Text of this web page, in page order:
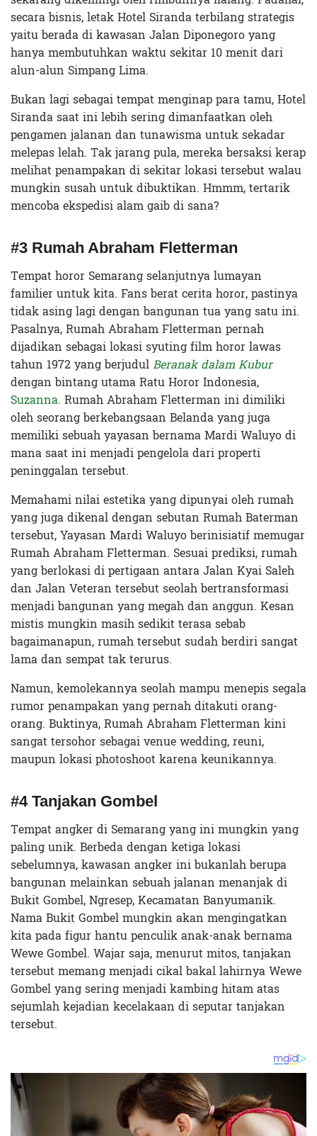
secara bisnis, letak Hotel Siranda terbilang strategis
yaitu berada di kawasan Jalan Diponegoro yang
hanya membutuhkan waktu sekitar 10 menit dari
alun-alun Simpang Lima.
Bukan lagi sebagai tempat menginap para tamu, Hotel
Siranda saat ini lebih sering dimanfaatkan oleh
pengamen jalanan dan tunawisma untuk sekadar
melepas lelah. Tak jarang pula, mereka bersaksi kerap
melihat penampakan di sekitar lokasi tersebut walau
mungkin susah untuk dibuktikan. Hmmm, tertarik
mencoba ekspedisi alam gaib di sana?
#3 Rumah Abraham Fletterman
Tempat horor Semarang selanjutnya lumayan
familier untuk kita. Fans berat cerita horor, pastinya
tidak asing lagi dengan bangunan tua yang satu ini.
Pasalnya, Rumah Abraham Fletterman pernah
dijadikan sebagai lokasi syuting film horor lawas
tahun 1972 yang berjudulBeranak dalam Kubur
dengan bintang utama Ratu Horor Indonesia,
Suzanna. Rumah Abraham Fletterman ini dimiliki
oleh seorang berkebangsaan Belanda yang juga
memiliki sebuah yayasan bernama Mardi Waluyo di
mana saat ini menjadi pengelola dari properti
peninggalan tersebut.
Memahami nilai estetika yang dipunyai oleh rumah
yang juga dikenal dengan sebutan Rumah Baterman
tersebut, Yayasan Mardi Waluyo berinisiatif memugar
Rumah Abraham Fletterman. Sesuai prediksi, rumah
yang berlokasi di pertigaan antara Jalan Kyai Saleh
dan Jalan Veteran tersebut seolah bertransformasi
menjadi bangunan yang megah dan anggun. Kesan
mistis mungkin masih sedikit terasa sebab
bagaimanapun, rumah tersebut sudah berdiri sangat
lama dan sempat tak terurus.
Namun, kemolekannya seolah mampu menepis segala
rumor penampakan yang pernah ditakuti orang-
orang. Buktinya, Rumah Abraham Fletterman kini
sangat tersohor sebagai venue wedding, reuni,
maupun lokasi photoshoot karena keunikannya.
#4 Tanjakan Gombel
Tempat angker di Semarang yang ini mungkin yang
paling unik. Berbeda dengan ketiga lokasi
sebelumnya, kawasan angker ini bukanlah berupa
bangunan melainkan sebuah jalanan menanjak di
Bukit Gombel, Ngresep, Kecamatan Banyumanik.
Nama Bukit Gombel mungkin akan mengingatkan
kita pada figur hantu penculik anak-anak bernama
Wewe Gombel. Wajar saja, menurut mitos, tanjakan
tersebut memang menjadi cikal bakal lahirnya Wewe
Gombel yang sering menjadi kambing hitam atas
sejumlah kejadian kecelakaan di seputar tanjakan
tersebut.